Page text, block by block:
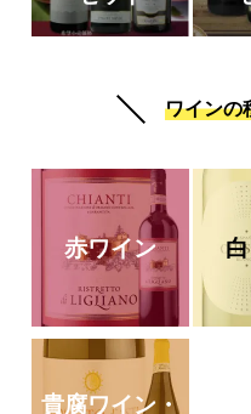
ワインの
赤ワイン
貴腐ワイン・